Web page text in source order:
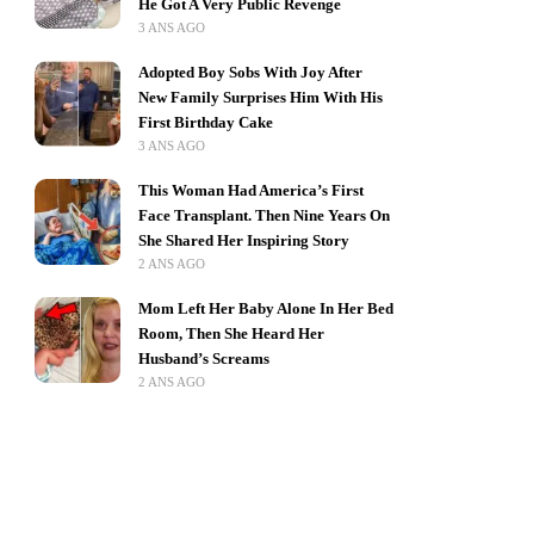
He Got A Very Public Revenge
3 ANS AGO
Adopted Boy Sobs With Joy After
New Family Surprises Him With His
First Birthday Cake
3 ANS AGO
This Woman Had America’s First
Face Transplant. Then Nine Years On
She Shared Her Inspiring Story
2 ANS AGO
Mom Left Her Baby Alone In Her Bed
Room, Then She Heard Her
Husband’s Screams
2 ANS AGO